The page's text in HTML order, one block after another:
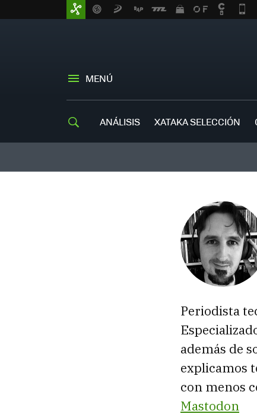
MENÚ
ANÁLISIS XATAKA SELECCIÓN
Periodista
además de
explicamos
con menos
Mastodon